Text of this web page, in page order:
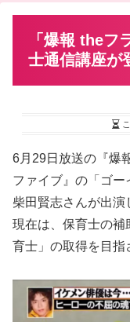
「爆報 theフ
士通信講座が
6月29日放送の『爆
ファイブ』の「ゴ
柴田賢志さんが出演
現在は、保育士の補
育士」の取得を目指